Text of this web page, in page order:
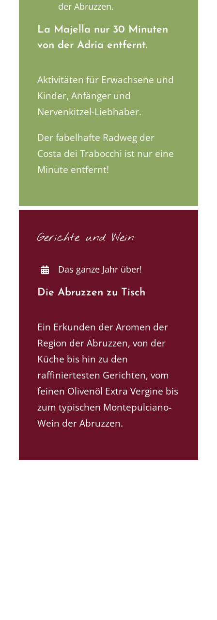
der Abruzzen.
La Majella nur 30 Minuten
von der Adria entfernt.
Aktivitäten für Erwachsene und
Kinder, Anfänger und
Nervenkitzel-Liebhaber.
Der fabelhafte Radweg der
Costa dei Trabocchi ist nur eine
Minute entfernt!
Gerichte und Wein
Das ganze Jahr über!
Die Abruzzen zu Tisch
Ein Erkunden der Aromen der
Region der Abruzzen, von der
Küche bis hin zu den
raffiniertesten Gerichten, vom
feinen Olivenöl Extra Vergine bis
zum typischen Montepulciano-
Wein der Abruzzen.